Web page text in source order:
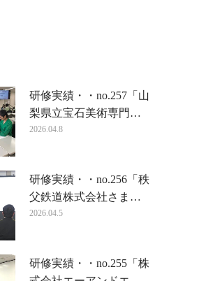
研修実績・・no.257「山
梨県立宝石美術専門…
2026.04.8
研修実績・・no.256「秩
父鉄道株式会社さま…
2026.04.5
研修実績・・no.255「株